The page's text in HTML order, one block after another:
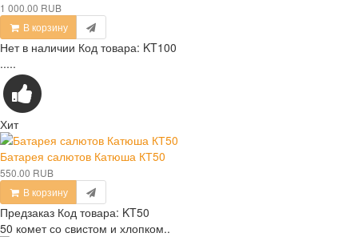
1 000.00 RUB
В корзину
Нет в наличии Код товара: KT100
.....
Хит
Батарея салютов Катюша КТ50
550.00 RUB
В корзину
Предзаказ Код товара: KT50
50 комет со свистом и хлопком..